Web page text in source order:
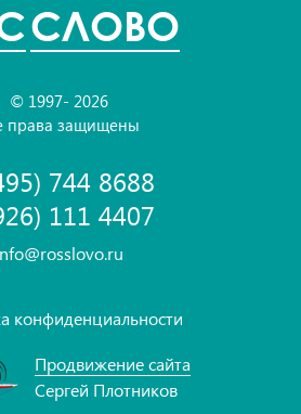
СЛОВО
© 1997- 2026
права защищены
744 8688
111 4407
конфиденциальности
Продвижение сайта
Сергей Плотников